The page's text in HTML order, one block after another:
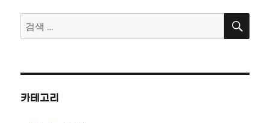
검
색:
검
카테고리